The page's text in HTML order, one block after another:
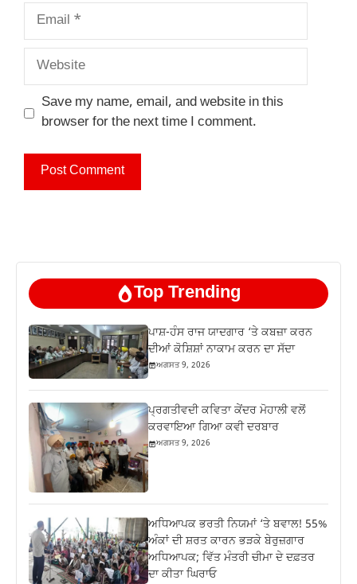
Email
Website
Save my name, email, and website in this
browser for the next time I comment.
Top Trending
ਪਾਸ਼-ਹੰਸ ਰਾਜ ਯਾਦਗਾਰ ‘ਤੇ ਕਬਜ਼ਾ ਕਰਨ
ਦੀਆਂ ਕੋਸ਼ਿਸ਼ਾਂ ਨਾਕਾਮ ਕਰਨ ਦਾ ਸੱਦਾ
ਅਗਸਤ 9, 2026
ਪ੍ਰਗਤੀਵਦੀ ਕਵਿਤਾ ਕੇਂਦਰ ਮੋਹਾਲੀ ਵਲੋਂ
ਕਰਵਾਇਆ ਗਿਆ ਕਵੀ ਦਰਬਾਰ
ਅਗਸਤ 9, 2026
ਅਧਿਆਪਕ ਭਰਤੀ ਨਿਯਮਾਂ ‘ਤੇ ਬਵਾਲ! 55%
ਅੰਕਾਂ ਦੀ ਸ਼ਰਤ ਕਾਰਨ ਭੜਕੇ ਬੇਰੁਜ਼ਗਾਰ
ਅਧਿਆਪਕ; ਵਿੱਤ ਮੰਤਰੀ ਚੀਮਾ ਦੇ ਦਫ਼ਤਰ
ਦਾ ਕੀਤਾ ਘਿਰਾਓ